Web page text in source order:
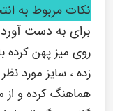
نکات مربوط به
برای به دست
روی میز پهن کرده
زده ، سایز مورد
هماهنگ کرده و از